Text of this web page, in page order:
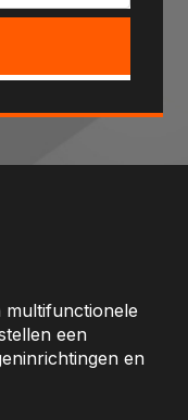
multifunctionele
een
en